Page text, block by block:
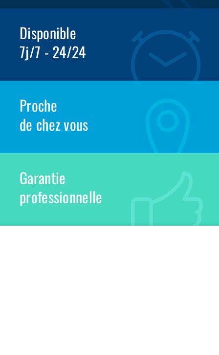
Disponible
7j/7 - 24/24
Proche
de chez vous
Garantie
professionnelle